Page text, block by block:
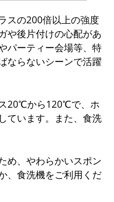
スの200倍以上の強度
や後片付けの心配があ
パーティー会場等、特
ならないシーンで活躍
20℃から120℃で、ホ
ています。また、食洗
め、やわらかいスポン
、食洗機をご利用くだ